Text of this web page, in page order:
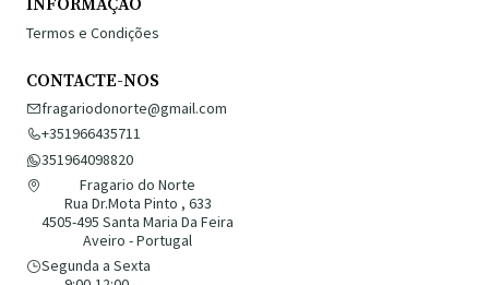
INFORMAÇÃO
Termos e Condições
CONTACTE-NOS
fragariodonorte@gmail.com
+351966435711
351964098820
Fragario do Norte
Rua Dr.Mota Pinto , 633
4505-495 Santa Maria Da Feira
Aveiro - Portugal
Segunda a Sexta